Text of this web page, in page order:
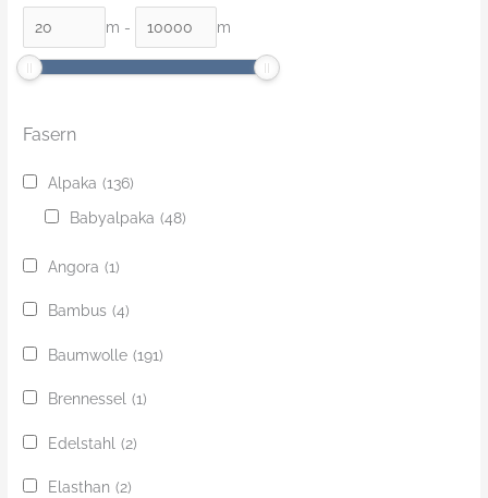
m - m
Fasern
Alpaka (136)
Babyalpaka (48)
Angora (1)
Bambus (4)
Baumwolle (191)
Brennessel (1)
Edelstahl (2)
Elasthan (2)